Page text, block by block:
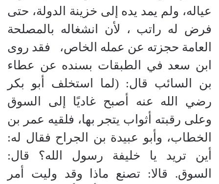
عياله، ولم يمد يده إلى خزينة الدولة، حتى
فرض له راتب ، لأن انشغاله بالمصلحة
العامة حجزته عن عمله الخاص،
فقد روى
ابن سعد في الطبقات بسنده عن عطاء
بن السائب قال:
(لما استخلف أبو بكر
رضي الله عنه أصبح غاديًا إلى السوق
وعلى رقبته أثواب يتجر بها، فلقيه عمر بن
الخطاب، وأبو عبيدة بن الجراح فقال له:
أين تريد يا خليفة رسول الله؟ قال:
السوق. قالا: تصنع ماذا وقد وليت أمر